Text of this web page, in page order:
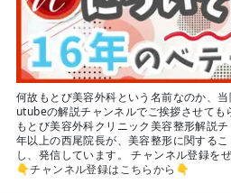
何故もとび美容外科という名前なのか、
utubeの解説チャンネルでご挨拶させても
もとび美容外科クリニック美容整形解説
年以上の西尾院長が、美容整形に関する
し、発信しています。 チャンネル登録を
👇チャンネル登録はこちらから 👇